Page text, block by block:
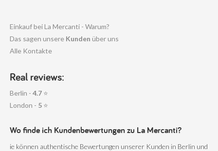
Einkauf bei La Mercanti - Warum?
Das sagen unsere Kunden über uns
Alle Kontakte
Real reviews:
Berlin - 4.7 ⭐
London - 5 ⭐
Wo finde ich Kundenbewertungen zu La Mercanti?
ie können authentische Bewertungen unserer Kunden in Berlin und